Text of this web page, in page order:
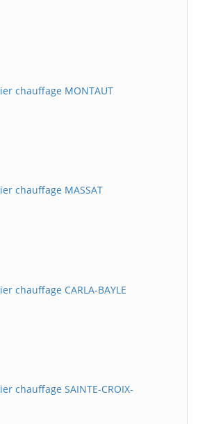
chauffage MONTAUT
chauffage MASSAT
chauffage CARLA-BAYLE
chauffage SAINTE-CROIX-